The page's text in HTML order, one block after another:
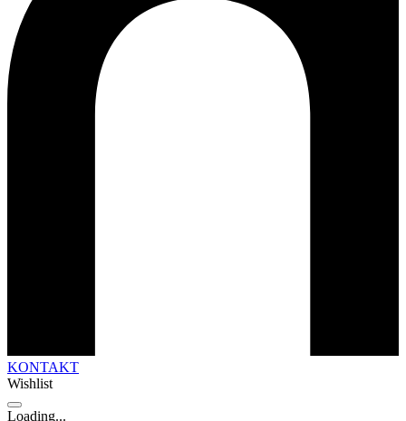
KONTAKT
Wishlist
Loading...